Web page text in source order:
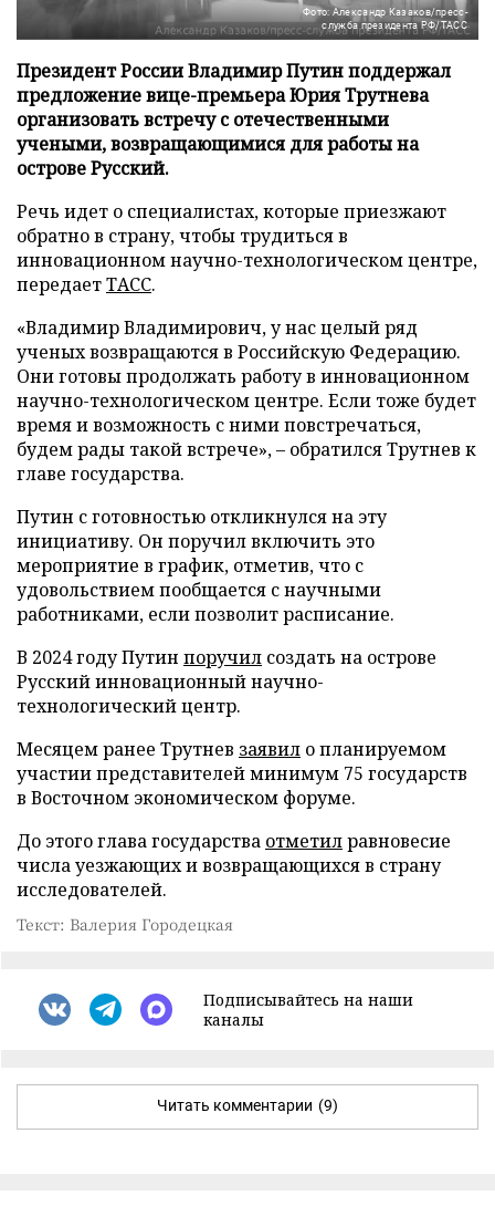
Фото: Александр Казаков/пресс-
служба президента РФ/ТАСС
Президент России Владимир Путин поддержал
предложение вице-премьера Юрия Трутнева
организовать встречу с отечественными
учеными, возвращающимися для работы на
острове Русский.
Речь идет о специалистах, которые приезжают
обратно в страну, чтобы трудиться в
инновационном научно-технологическом центре,
передаетТАСС.
«Владимир Владимирович, у нас целый ряд
ученых возвращаются в Российскую Федерацию.
Они готовы продолжать работу в инновационном
научно-технологическом центре. Если тоже будет
время и возможность с ними повстречаться,
будем рады такой встрече», – обратился Трутнев к
главе государства.
Путин с готовностью откликнулся на эту
инициативу. Он поручил включить это
мероприятие в график, отметив, что с
удовольствием пообщается с научными
работниками, если позволит расписание.
В 2024 году Путин поручил создать на острове
Русский инновационный научно-
технологический центр.
Месяцем ранее Трутнев заявил о планируемом
участии представителей минимум 75 государств
в Восточном экономическом форуме.
До этого глава государства отметилравновесие
числа уезжающих и возвращающихся в страну
исследователей.
Текст: Валерия Городецкая
Подписывайтесь на наши
каналы
Читать комментарии (9)